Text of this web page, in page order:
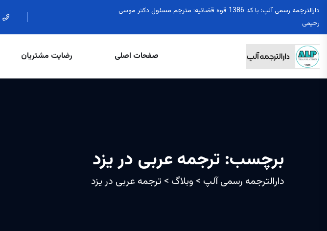
دارالترجمه رسمی آلپ: با کد 1386 قوه قضائیه: مترجم مسئول دکتر موسی
رحیمی
صفحات اصلی رضایت مشتریان
برچسب: ترجمه عربی در یزد
دارالترجمه رسمی آلپ > وبلاگ > ترجمه عربی در یزد